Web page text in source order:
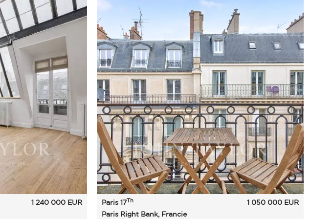
1 240 000 EUR Paris 17Th
Paris Right Bank, Francie
1 050 000 EUR